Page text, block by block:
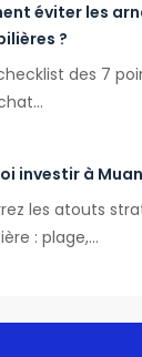
éviter les
?
des 7
investir à
les atouts
: plage,…